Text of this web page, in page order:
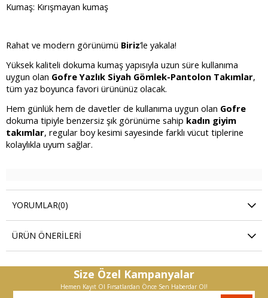
Kumaş: Kırışmayan kumaş
Rahat ve modern görünümü Biriz’le yakala!
Yüksek kaliteli dokuma kumaş yapısıyla uzun süre kullanıma
uygun olan Gofre Yazlık Siyah Gömlek-Pantolon Takımlar,
tüm yaz boyunca favori ürününüz olacak.
Hem günlük hem de davetler de kullanıma uygun olan Gofre
dokuma tipiyle benzersiz şık görünüme sahip kadın giyim
takımlar, regular boy kesimi sayesinde farklı vücut tiplerine
kolaylıkla uyum sağlar.
YORUMLAR(0)
ÜRÜN ÖNERILERI
Size Özel Kampanyalar
Hemen Kayıt Ol Fırsatlardan Önce Sen Haberdar Ol!